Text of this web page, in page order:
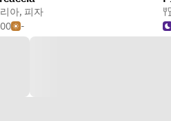
아, 피자
-